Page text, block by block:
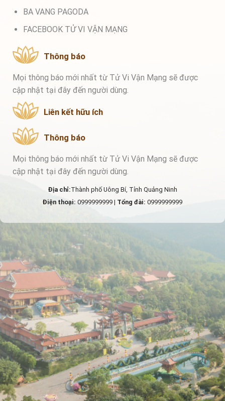
BA VANG PAGODA
FACEBOOK TỬ VI VẬN MẠNG
Thông báo
Mọi thông báo mới nhất từ Tử Vi Vận Mạng sẽ được
cập nhật tại đây đến người dùng.
Liên kết hữu ích
Thông báo
Mọi thông báo mới nhất từ Tử Vi Vận Mạng sẽ được
cập nhật tại đây đến người dùng.
Địa chỉ:Thành phố Uông Bí, Tỉnh Quảng Ninh
Điện thoại: 0999999999 | Tổng đài: 0999999999